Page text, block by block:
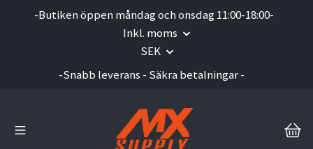
-Butiken öppen måndag och onsdag 11:00-18:00-
Inkl. moms
SEK
-Snabb leverans - Säkra betalningar -